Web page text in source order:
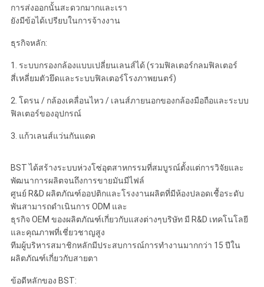
การส่งออกนั้นสะดวกมากและเรา
ยังมีข้อได้เปรียบในการจ้างงาน
ธุรกิจหลัก:
1. ระบบกรองกล้องแบบเปลี่ยนเลนส์ได้ (รวมฟิลเตอร์กลมฟิลเตอร์
สี่เหลี่ยมตัวยึดและระบบฟิลเตอร์โรงภาพยนตร์)
2. โดรน / กล้องเคลื่อนไหว / เลนส์ภายนอกของกล้องมือถือและระบบ
ฟิลเตอร์ของอุปกรณ์
3. แก้วเลนส์แว่นกันแดด
BST ได้สร้างระบบห่วงโซ่อุตสาหกรรมที่สมบูรณ์ตั้งแต่การวิจัยและ
พัฒนาการผลิตจนถึงการขายมันมีไฟล์
ศูนย์ R&D ผลิตภัณฑ์ออปติกและโรงงานผลิตที่มีห้องปลอดเชื้อระดับ
พันสามารถดำเนินการ ODM และ
ธุรกิจ OEM ของผลิตภัณฑ์เกี่ยวกับแสงต่างๆบริษัท มี R&D เทคโนโลยี
และคุณภาพที่เชี่ยวชาญสูง
ทีมผู้บริหารสมาชิกหลักมีประสบการณ์การทำงานมากกว่า 15 ปีใน
ผลิตภัณฑ์เกี่ยวกับสายตา
ข้อดีหลักของ BST: